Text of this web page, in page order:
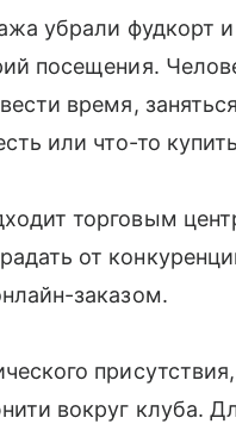
убрали фудкорт
посещения.
время,
или что-то
торговым
от
заказом.
вокруг клуба.